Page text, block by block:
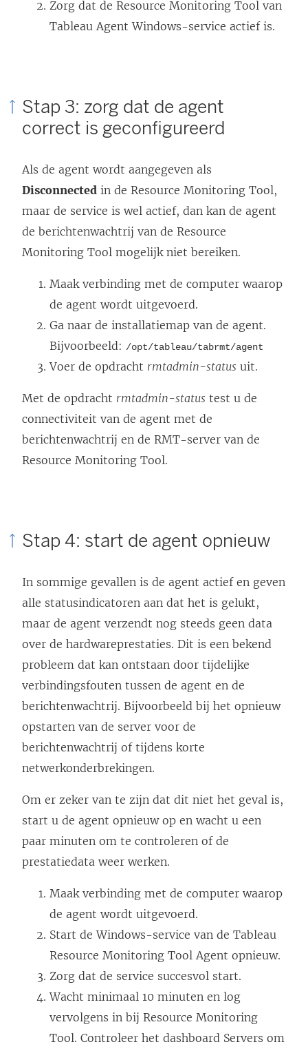
Zorg dat de Resource Monitoring Tool van
Tableau Agent Windows-service actief is.
Stap 3: zorg dat de agent
correct is geconfigureerd
Als de agent wordt aangegeven als
Disconnected in de Resource Monitoring Tool,
maar de service is wel actief, dan kan de agent
de berichtenwachtrij van de Resource
Monitoring Tool mogelijk niet bereiken.
Maak verbinding met de computer waarop
de agent wordt uitgevoerd.
Ga naar de installatiemap van de agent.
Bijvoorbeeld: /opt/tableau/tabrmt/agent
Voer de opdracht rmtadmin-status uit.
Met de opdracht rmtadmin-status test u de
connectiviteit van de agent met de
berichtenwachtrij en de RMT-server van de
Resource Monitoring Tool.
Stap 4: start de agent opnieuw
In sommige gevallen is de agent actief en geven
alle statusindicatoren aan dat het is gelukt,
maar de agent verzendt nog steeds geen data
over de hardwareprestaties. Dit is een bekend
probleem dat kan ontstaan door tijdelijke
verbindingsfouten tussen de agent en de
berichtenwachtrij. Bijvoorbeeld bij het opnieuw
opstarten van de server voor de
berichtenwachtrij of tijdens korte
netwerkonderbrekingen.
Om er zeker van te zijn dat dit niet het geval is,
start u de agent opnieuw op en wacht u een
paar minuten om te controleren of de
prestatiedata weer werken.
Maak verbinding met de computer waarop
de agent wordt uitgevoerd.
Start de Windows-service van de Tableau
Resource Monitoring Tool Agent opnieuw.
Zorg dat de service succesvol start.
Wacht minimaal 10 minuten en log
vervolgens in bij Resource Monitoring
Tool. Controleer het dashboard Servers om